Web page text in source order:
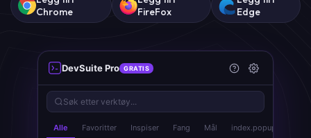
Chrome
FireFox
Edge
DevSuite Pro GRATIS
Søk etter verktøy...
Alle Favoritter Inspiser Fang Mål